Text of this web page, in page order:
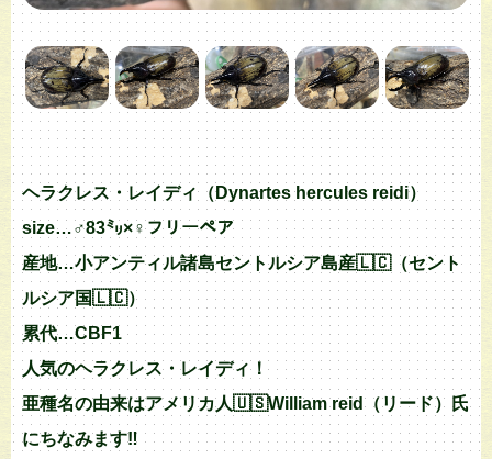
ヘラクレス・レイディ（Dynartes hercules reidi）
size…♂83㍉×♀フリーペア
産地…小アンティル諸島セントルシア島産🇱🇨（セント
ルシア国🇱🇨）
累代…CBF1
人気のヘラクレス・レイディ！
亜種名の由来はアメリカ人🇺🇸William reid（リード）氏
にちなみます‼︎